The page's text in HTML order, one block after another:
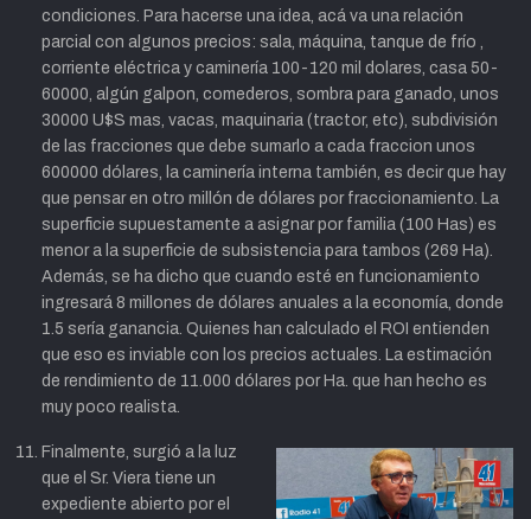
condiciones. Para hacerse una idea, acá va una relación
parcial con algunos precios: sala, máquina, tanque de frío ,
corriente eléctrica y caminería 100-120 mil dolares, casa 50-
60000, algún galpon, comederos, sombra para ganado, unos
30000 U$S mas, vacas, maquinaria (tractor, etc), subdivisión
de las fracciones que debe sumarlo a cada fraccion unos
600000 dólares, la caminería interna también, es decir que hay
que pensar en otro millón de dólares por fraccionamiento. La
superficie supuestamente a asignar por familia (100 Has) es
menor a la superficie de subsistencia para tambos (269 Ha).
Además, se ha dicho que cuando esté en funcionamiento
ingresará 8 millones de dólares anuales a la economía, donde
1.5 sería ganancia. Quienes han calculado el ROI entienden
que eso es inviable con los precios actuales. La estimación
de rendimiento de 11.000 dólares por Ha. que han hecho es
muy poco realista.
Finalmente, surgió a la luz
que el Sr. Viera tiene un
expediente abierto por el